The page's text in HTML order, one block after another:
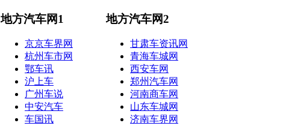
地方汽车网1
京京车界网
杭州车市网
鄂车讯
沪上车
广州车说
中安汽车
车国讯
地方汽车网2
甘肃车资讯网
青海车城网
西安车网
郑州汽车网
河南商车网
山东车城网
济南车界网